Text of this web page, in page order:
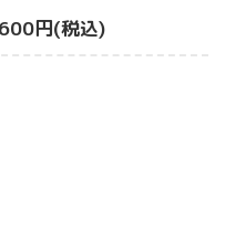
円(税込)